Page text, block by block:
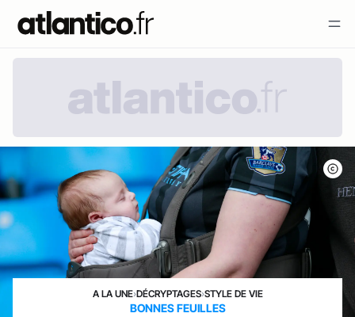
A LA UNE›DÉCRYPTAGES›STYLE DE VIE
BONNES FEUILLES